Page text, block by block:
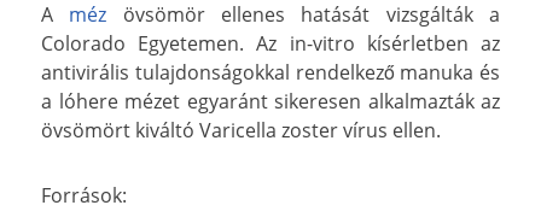
A méz övsömör ellenes hatását vizsgálták a
Colorado Egyetemen. Az in-vitro kísérletben az
antivirális tulajdonságokkal rendelkező manuka és
a lóhere mézet egyaránt sikeresen alkalmazták az
övsömört kiváltó Varicella zoster vírus ellen.
Források: